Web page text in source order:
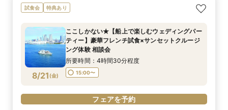
8/20(木)
【少人数での結婚式にオススメ！】じっくりご見
学×アットホームパーティー相談フェア
9:00〜
10:30〜
15:00〜
フェアを予約
8/20(木)
幸せの航海を♪【スイーツ×５０分クルーズ】１件
目来館にお勧め！
13:30〜
フェアを予約
8/20(木)
【オンライン相談会】お手軽３Dウォークでご見
学♪運命の会場がここに・・★
10:30〜 13:00〜
フェアを予約
試食会 特典あり
8/21 (金)
ここしかない★【船上で楽しむウェディングパー
ティー】豪華フレンチ試食×サンセットクルージ
ング体験 相談会
所要時間：4時間30分程度
15:00〜
フェアを予約